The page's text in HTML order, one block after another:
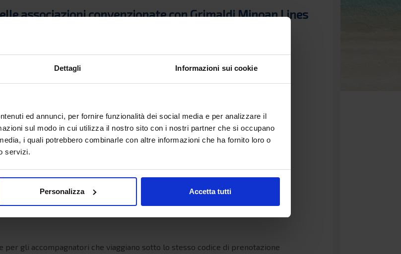
Dettagli Informazioni sui cookie
ed annunci, per fornire funzionalità dei social media e per analizzare il
sul modo in cui utilizza il nostro sito con i nostri partner che si occupano
i quali potrebbero combinarle con altre informazioni che ha fornito loro o
servizi.
Personalizza Accetta tutti
associazioni convenzionate con Grimaldi Minoan Lines
speciale del 20% a tutti gli iscritti alle seguenti associazioni camperisti che
al seguito. Viaggiare in camper verso la Grecia non è mai stato cosi
al seguito con Grimaldi Minoan Lines!
gli accompagnatori che viaggiano sotto lo stesso codice di prenotazione